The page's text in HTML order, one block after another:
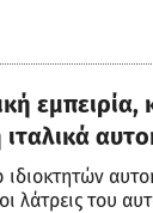
λάτρεις του